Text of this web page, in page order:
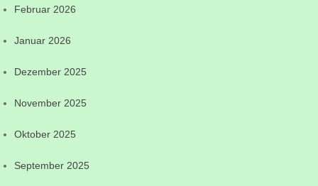
Februar 2026
Januar 2026
Dezember 2025
November 2025
Oktober 2025
September 2025